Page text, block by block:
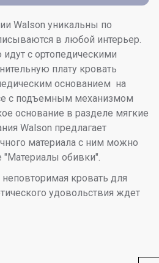
Walson уникальны по
в любой интерьер.
с ортопедическими
плату кровать
основанием на
с подъемным механизмом
основание в разделе мягкие
Walson предлагает
материала с ним можно
"Материалы обивки".
кровать для
удовольствия ждет